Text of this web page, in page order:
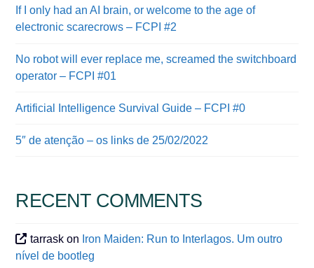
If I only had an AI brain, or welcome to the age of
electronic scarecrows – FCPI #2
No robot will ever replace me, screamed the switchboard
operator – FCPI #01
Artificial Intelligence Survival Guide – FCPI #0
5″ de atenção – os links de 25/02/2022
RECENT COMMENTS
tarrask on Iron Maiden: Run to Interlagos. Um outro
nível de bootleg